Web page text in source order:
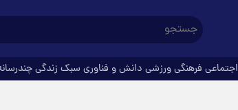
اجتماعی فرهنگیورزشی دانش و فناوری سبک زندگی